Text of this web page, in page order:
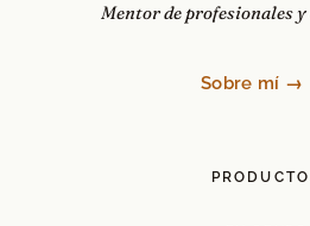
Mentor de profesionales
Sobre mí →